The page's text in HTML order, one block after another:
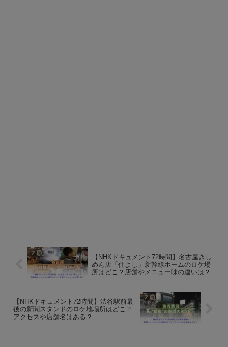
【NHKドキュメント72時間】名古屋きし
めん店「住よし」新幹線ホームのロケ場
所はどこ？店舗やメニュー味の違いは？
【NHKドキュメント72時間】渋谷駅前最
後の新聞スタンドのロケ地場所はどこ？
アクセスや店舗名はある？